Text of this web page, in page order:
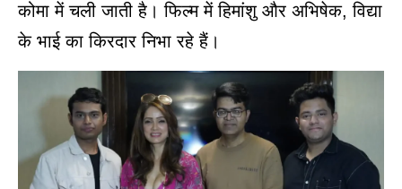
कोमा में चली जाती है। फिल्म में हिमांशु और अभिषेक, विद्या
के भाई का किरदार निभा रहे हैं।